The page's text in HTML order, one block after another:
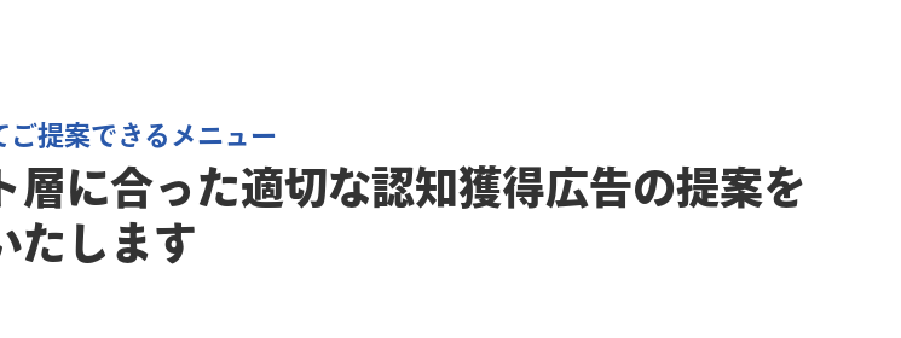
ご提案できるメニュー
に合った適切な認知獲得広告の提案を
たします